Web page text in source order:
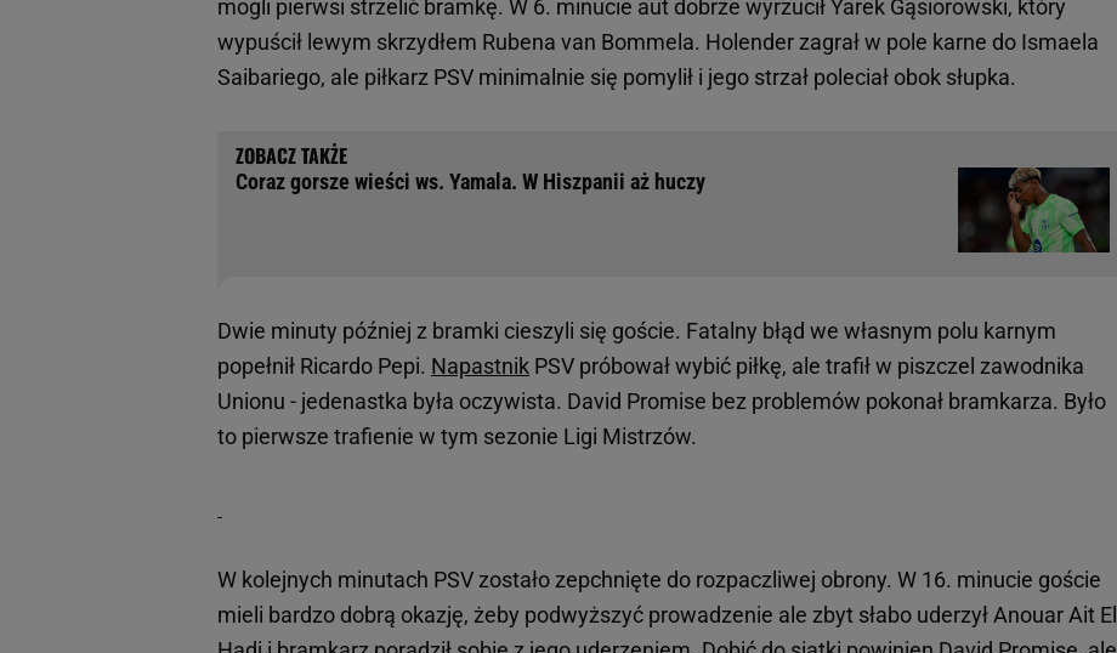
mogli pierwsi strzelić bramkę. W 6. minucie aut dobrze wyrzucił Yarek Gąsiorowski, który
wypuścił lewym skrzydłem Rubena van Bommela. Holender zagrał w pole karne do Ismaela
Saibariego, ale piłkarz PSV minimalnie się pomylił i jego strzał poleciał obok słupka.
Coraz gorsze wieści ws. Yamala. W Hiszpanii aż huczy
Dwie minuty później z bramki cieszyli się goście. Fatalny błąd we własnym polu karnym
popełnił Ricardo Pepi. Napastnik PSV próbował wybić piłkę, ale trafił w piszczel zawodnika
Unionu - jedenastka była oczywista. David Promise bez problemów pokonał bramkarza. Było
to pierwsze trafienie w tym sezonie Ligi Mistrzów.
W kolejnych minutach PSV zostało zepchnięte do rozpaczliwej obrony. W 16. minucie goście
mieli bardzo dobrą okazję, żeby podwyższyć prowadzenie ale zbyt słabo uderzył Anouar Ait El